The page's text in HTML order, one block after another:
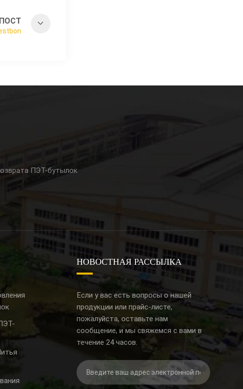
ПЭТ-бутылок
НОВОСТНАЯ РАССЫЛКА
Если у вас есть вопросы о нашей
продукции или прайс-листе,
пожалуйста, оставьте нам
сообщение, и мы свяжемся с вами в
течение 24 часов.